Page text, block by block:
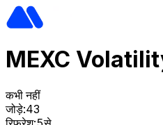
MEXC
कभी नहीं
जोड़े:43